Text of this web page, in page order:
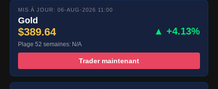
MIS À JOUR: 06-AUG-2026 11:00
Gold
$389.64 ▲ +4.13%
Plage 52 semaines: N/A
Trader maintenant